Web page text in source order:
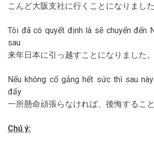
こんど大阪支社に行くことになりました
Tôi đã có quyết định là sẽ chuyển đến
sau
来年日本に引っ越すことになりました。
Nếu không cố gắng hết sức thì sau
đấy
一所懸命頑張らなければ、後悔するこ
Chú ý: